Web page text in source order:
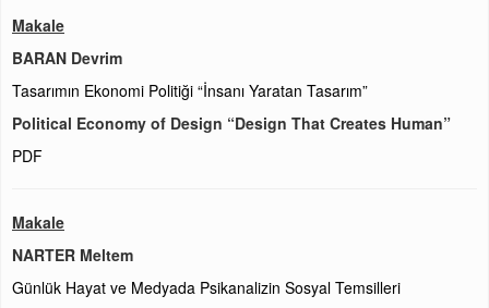
Makale
BARAN Devrim
Tasarımın Ekonomi Politiği “İnsanı Yaratan Tasarım”
Political Economy of Design “Design That Creates Human”
PDF
Makale
NARTER Meltem
Günlük Hayat ve Medyada Psikanalizin Sosyal Temsilleri